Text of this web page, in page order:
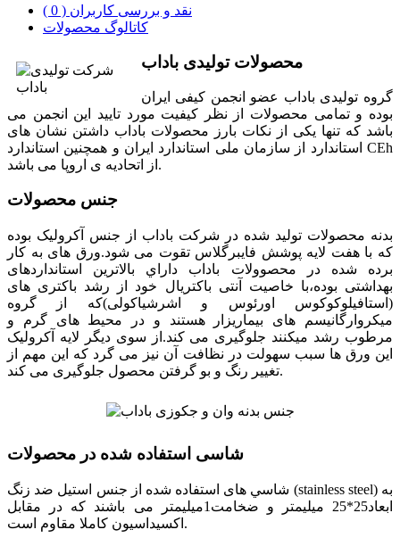
نقد و بررسی کاربران ( 0 )
کاتالوگ محصولات
محصولات تولیدی باداب
گروه توليدی باداب عضو انجمن کيفی ايران
بوده و تمامی محصولات از نظر کيفيت مورد تاييد اين انجمن می
باشد که تنها یکی از نکات بارز محصولات باداب داشتن نشان های
استاندارد از سازمان ملی استاندارد ايران و همچنین استاندارد CEh
از اتحادیه ی اروپا می باشد.
جنس محصولات
بدنه محصولات توليد شده در شرکت باداب از جنس آکروليک بوده
که با هفت لايه پوشش فايبرگلاس تقوت می شود.ورق های به کار
برده شده در محصوولات باداب داراي بالاترين استانداردهای
بهداشتی بوده،با خاصيت آنتی باکتريال خود از رشد باکتری های
(استافيلوکوکوس اورئوس و اشرشياکولی)که از گروه
ميکروارگانيسم های بيماريزار هستند و در محيط های گرم و
مرطوب رشد ميکنند جلوگيری می کند.از سوی دیگر لايه آکروليک
اين ورق ها سبب سهولت در نظافت آن نيز می گرد که اين مهم از
تغيير رنگ و بو گرفتن محصول جلوگيری می کند.
شاسی استفاده شده در محصولات
شاسي های استفاده شده از جنس استيل ضد زنگ (stainless steel) به
ابعاد25*25 ميليمتر و ضخامت1ميليمتر می باشند که در مقابل
اکسيداسيون کاملا مقاوم است.